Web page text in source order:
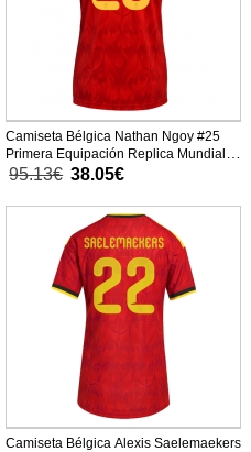
Camiseta Bélgica Nathan Ngoy #25
Primera Equipación Replica Mundial
2026 para mujer mangas cortas
95.13€ 38.05€
Camiseta Bélgica Alexis Saelemaekers